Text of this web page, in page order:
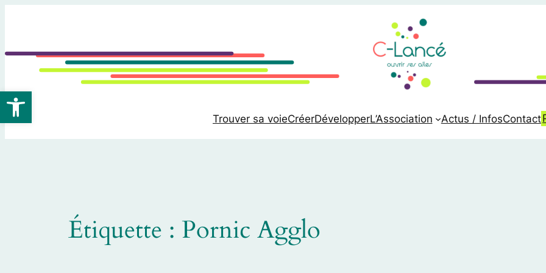
Ouvrir la barre d’outils
Trouver sa voieCréerDévelopperL’Association Actus / InfosContact
Étiquette : Pornic Agglo